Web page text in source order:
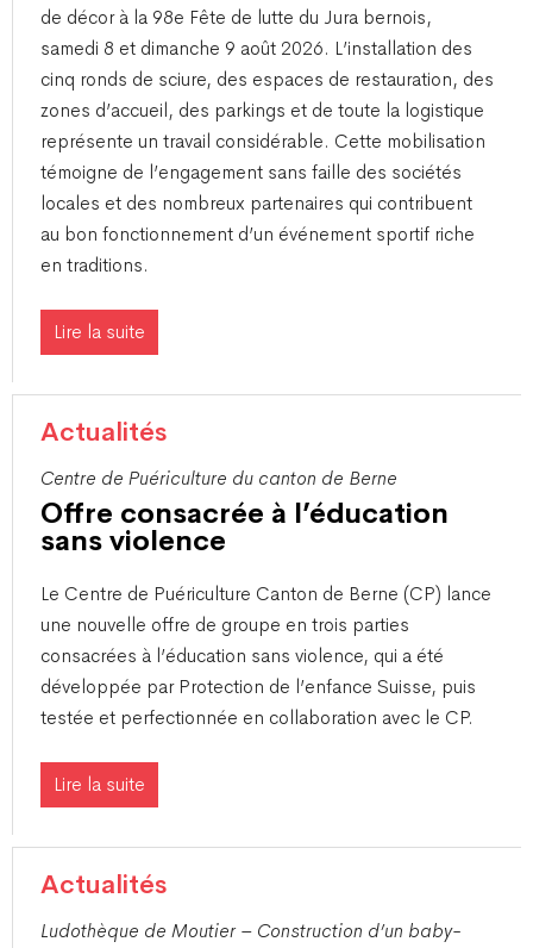
de décor à la 98e Fête de lutte du Jura bernois,
samedi 8 et dimanche 9 août 2026. L’installation des
cinq ronds de sciure, des espaces de restauration, des
zones d’accueil, des parkings et de toute la logistique
représente un travail considérable. Cette mobilisation
témoigne de l’engagement sans faille des sociétés
locales et des nombreux partenaires qui contribuent
au bon fonctionnement d’un événement sportif riche
en traditions.
Lire la suite
Actualités
Centre de Puériculture du canton de Berne
Offre consacrée à l’éducation
sans violence
​Le Centre de Puériculture Canton de Berne (CP) lance
une nouvelle offre de groupe en trois parties
consacrées à l’éducation sans violence, qui a été
développée par Protection de l’enfance Suisse, puis
testée et perfectionnée en collaboration avec le CP.
Lire la suite
Actualités
Ludothèque de Moutier – Construction d’un baby-